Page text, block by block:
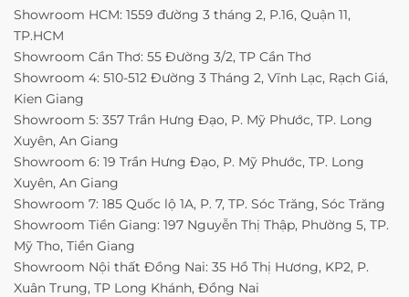
Showroom HCM: 1559 đường 3 tháng 2, P.16, Quận 11,
TP.HCM
Showroom Cần Thơ: 55 Đường 3/2, TP Cần Thơ
Showroom 4: 510-512 Đường 3 Tháng 2, Vĩnh Lạc, Rạch Giá,
Kien Giang
Showroom 5: 357 Trần Hưng Đạo, P. Mỹ Phước, TP. Long
Xuyên, An Giang
Showroom 6: 19 Trần Hưng Đạo, P. Mỹ Phước, TP. Long
Xuyên, An Giang
Showroom 7: 185 Quốc lộ 1A, P. 7, TP. Sóc Trăng, Sóc Trăng
Showroom Tiền Giang: 197 Nguyễn Thị Thập, Phường 5, TP.
Mỹ Tho, Tiền Giang
Showroom Nội thất Đồng Nai: 35 Hồ Thị Hương, KP2, P.
Xuân Trung, TP Long Khánh, Đồng Nai